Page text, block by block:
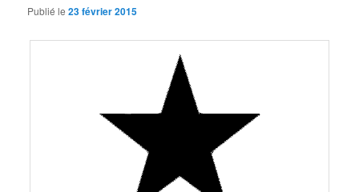
Publié le23 février 2015